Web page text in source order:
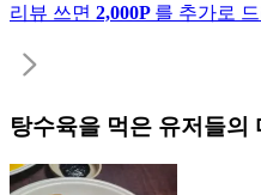
리뷰 쓰면 2,000P 를 추가로
탕수육을 먹은 유저들의